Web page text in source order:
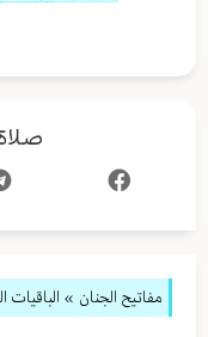
مفاتيح الجنان » الباقيات